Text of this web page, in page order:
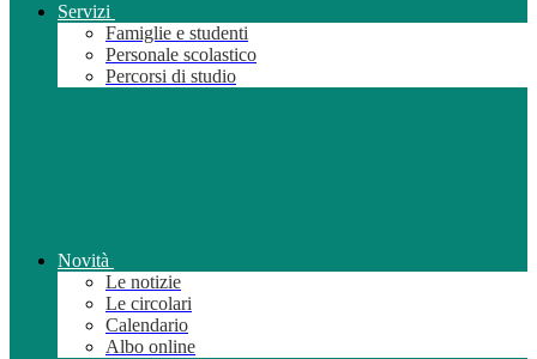
Servizi
Famiglie e studenti
Personale scolastico
Percorsi di studio
Novità
Le notizie
Le circolari
Calendario
Albo online